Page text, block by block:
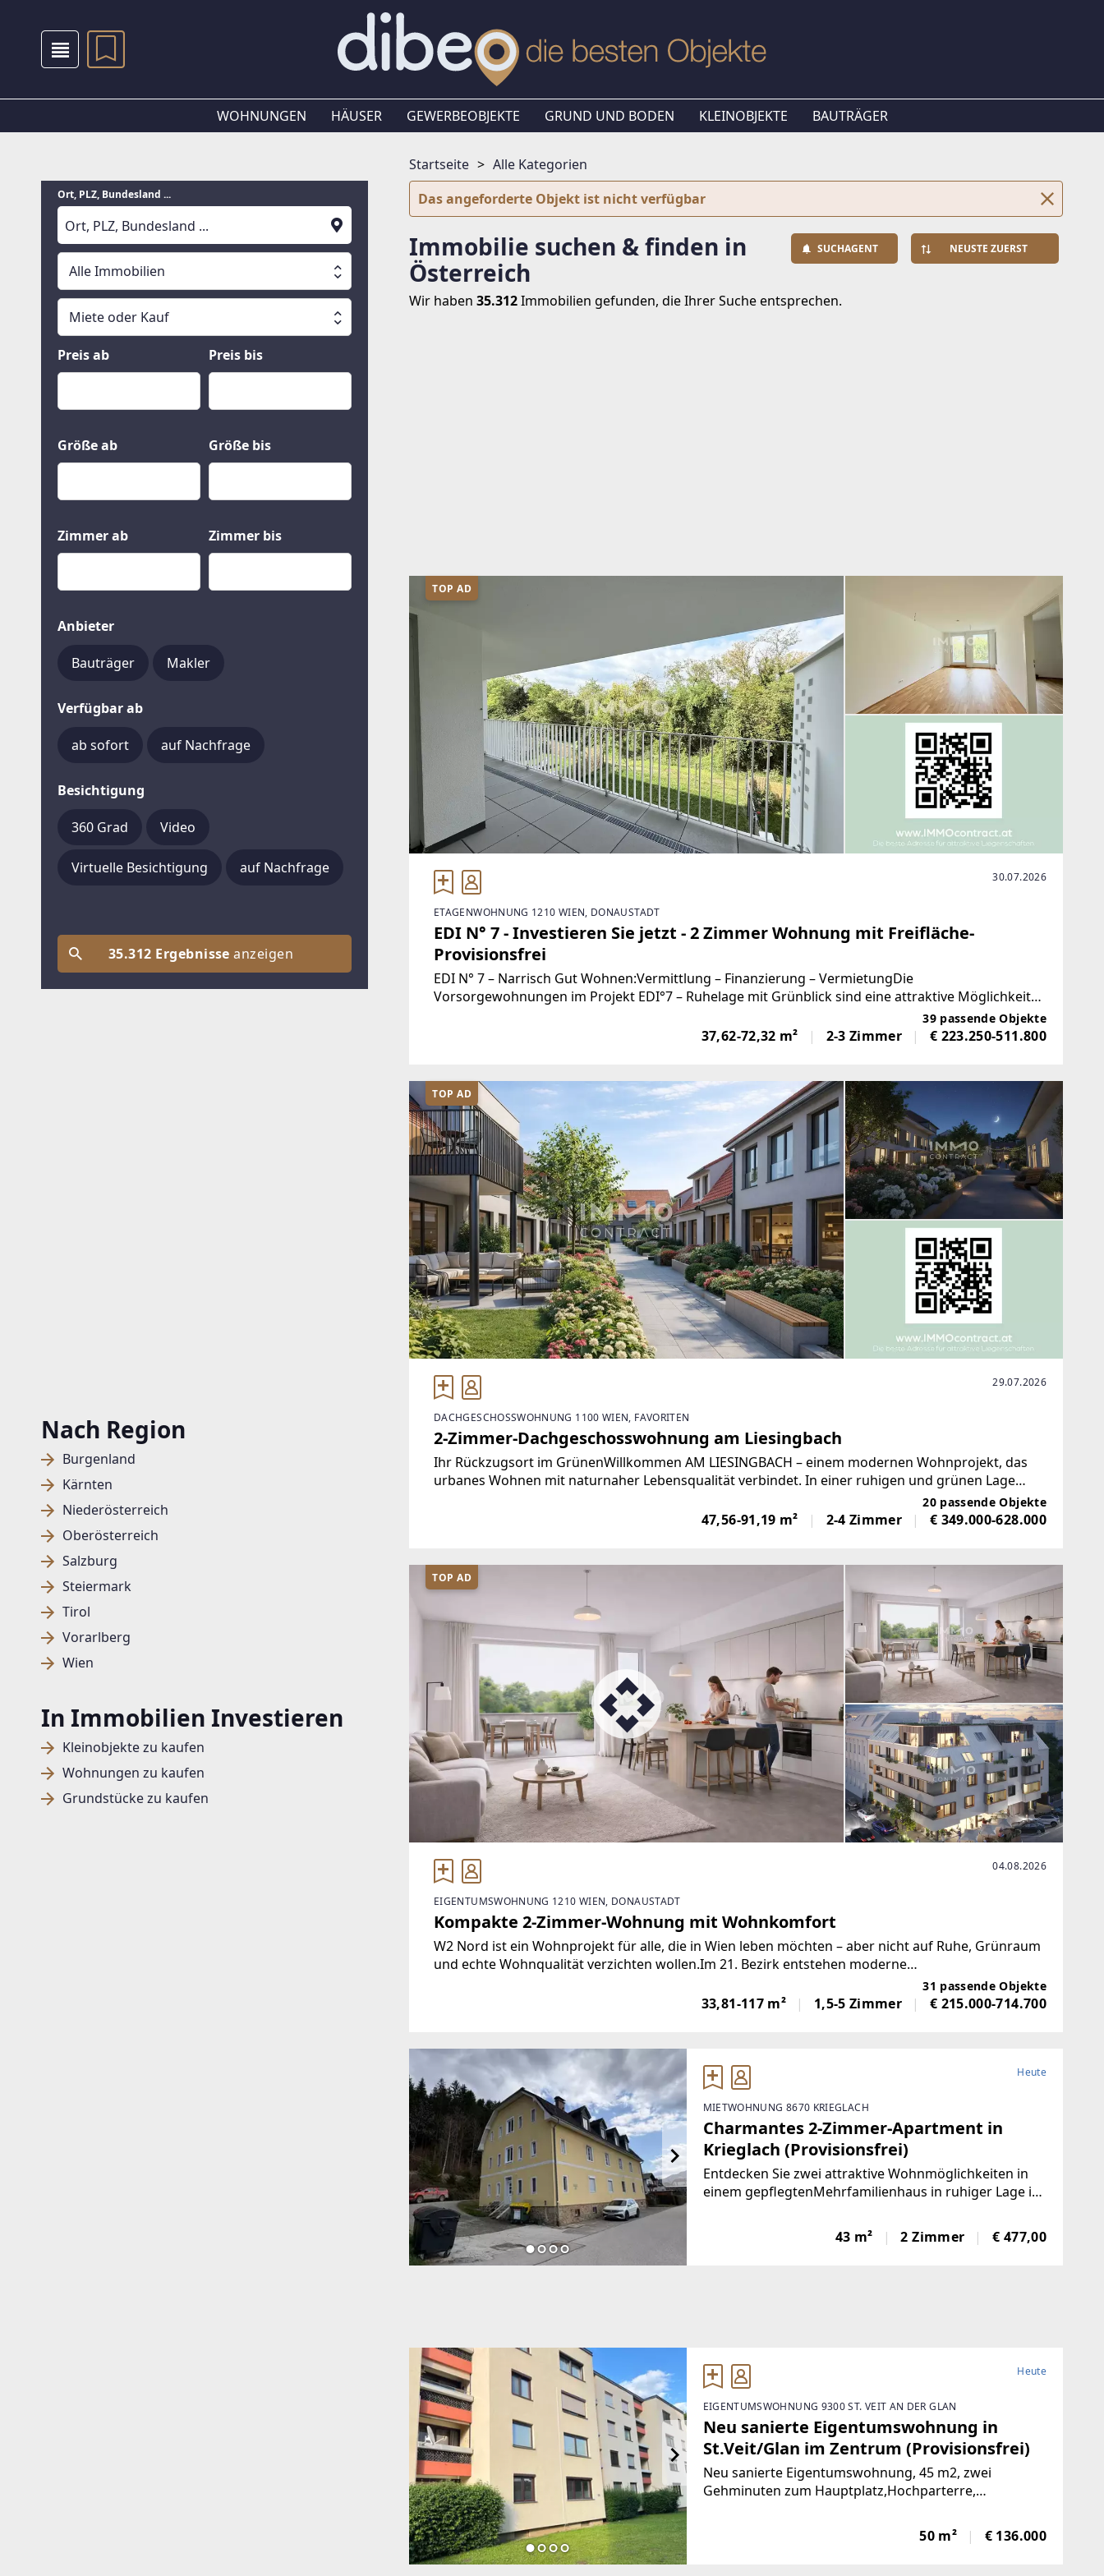
WOHNUNGEN HÄUSER GEWERBEOBJEKTE GRUND UND BODEN KLEINOBJEKTE BAUTRÄGER
Ort, PLZ, Bundesland ...
Suche läuft
Alle Immobilien
Alle Immobilien
Häuser
Grund und Boden
Miete oder Kauf
Miete oder Kauf
Kauf
Preis ab Preis bis
Größe ab Größe bis
Zimmer ab Zimmer bis
Anbieter
Bauträger Makler
Verfügbar ab
ab sofort auf Nachfrage
Besichtigung
360 Grad Video
Virtuelle Besichtigung auf Nachfrage
35.312 Ergebnisseanzeigen
Nach Region
Burgenland
Kärnten
Niederösterreich
Oberösterreich
Salzburg
Steiermark
Tirol
Vorarlberg
Wien
In Immobilien Investieren
Kleinobjekte zu kaufen
Wohnungen zu kaufen
Grundstücke zu kaufen
Startseite
Alle Kategorien
Das angeforderte Objekt ist nicht verfügbar
Immobilie suchen & finden in
Österreich
SUCHAGENT NEUSTE ZUERST
Wir haben 35.312Immobilien gefunden, die Ihrer Suche entsprechen.
TOP AD
30.07.2026
ETAGENWOHNUNG 1210 WIEN, DONAUSTADT
EDI N° 7 - Investieren Sie jetzt - 2 Zimmer Wohnung mit Freifläche-
Provisionsfrei
EDI N° 7 – Narrisch Gut Wohnen:Vermittlung – Finanzierung – VermietungDie
Vorsorgewohnungen im Projekt EDI°7 – Ruhelage mit Grünblick sind eine attraktive Möglichkeit
um für die eigene Zukunft vorzusorgen – Sicherheit für mehrere Generationen39 passende Objekte
37,62-72,32 m² 2-3 Zimmer € 223.250-511.800
TOP AD
29.07.2026
DACHGESCHOSSWOHNUNG 1100 WIEN, FAVORITEN
2-Zimmer-Dachgeschosswohnung am Liesingbach
Ihr Rückzugsort im GrünenWillkommen AM LIESINGBACH – einem modernen Wohnprojekt, das
urbanes Wohnen mit naturnaher Lebensqualität verbindet. In einer ruhigen und grünen Lage
nahe Oberlaa entsteht ein harmonisches Wohnensemble mit 20 Eigentumswohnungen20 passende Objekte
47,56-91,19 m² 2-4 Zimmer € 349.000-628.000
TOP AD
04.08.2026
EIGENTUMSWOHNUNG 1210 WIEN, DONAUSTADT
Kompakte 2-Zimmer-Wohnung mit Wohnkomfort
W2 Nord ist ein Wohnprojekt für alle, die in Wien leben möchten – aber nicht auf Ruhe, Grünraum
und echte Wohnqualität verzichten wollen.Im 21. Bezirk entstehen moderne
Eigentumswohnungen mit durchdachten Grundrissen, hellen Räumen und privaten31 passende Objekte
33,81-117 m² 1,5-5 Zimmer € 215.000-714.700
Heute
MIETWOHNUNG 8670 KRIEGLACH
Charmantes 2-Zimmer-Apartment in
Krieglach (Provisionsfrei)
Entdecken Sie zwei attraktive Wohnmöglichkeiten in
einem gepflegtenMehrfamilienhaus in ruhiger Lage in
BruttoFrisch und wie neu: Diese 43 m² große Wohnung
wurde komplett saniert. NeueKüche,
43 m² 2 Zimmer € 477,00
Heute
EIGENTUMSWOHNUNG 9300 ST. VEIT AN DER GLAN
Neu sanierte Eigentumswohnung in
St.Veit/Glan im Zentrum (Provisionsfrei)
Neu sanierte Eigentumswohnung, 45 m2, zwei
Gehminuten zum Hauptplatz,Hochparterre,
Grüne, mangelangt über nur 4 Stufen in die Wohnung,
Kindergarten, Volksschule,Mittelschule, Gymnasium,
50 m² € 136.000